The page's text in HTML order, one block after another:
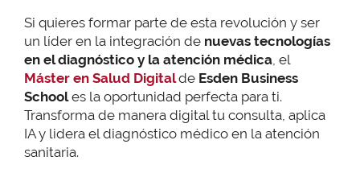
Si quieres formar parte de esta revolución y ser
un líder en la integración de nuevas tecnologías
en el diagnóstico y la atención médica, el
Máster en Salud Digital de Esden Business
Schooles la oportunidad perfecta para ti.
Transforma de manera digital tu consulta, aplica
IA y lidera el diagnóstico médico en la atención
sanitaria.